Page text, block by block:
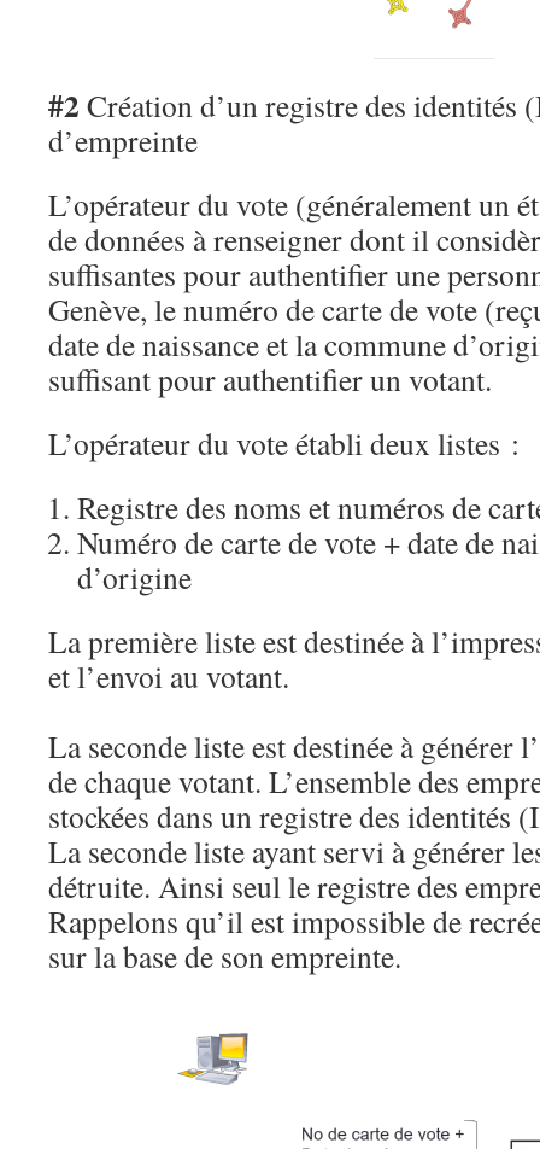
#2 Création d’un registre des identités
d’empreinte
L’opérateur du vote (généralement un
de données à renseigner dont il
suffisantes pour authentifier une
Genève, le numéro de carte de vote
date de naissance et la commune
suffisant pour authentifier un votant.
L’opérateur du vote établi deux listes :
Registre des noms et numéros de
Numéro de carte de vote + date de
d’origine
La première liste est destinée à
et l’envoi au votant.
La seconde liste est destinée à générer
de chaque votant. L’ensemble des
stockées dans un registre des identités
La seconde liste ayant servi à générer
détruite. Ainsi seul le registre des
Rappelons qu’il est impossible de
sur la base de son empreinte.